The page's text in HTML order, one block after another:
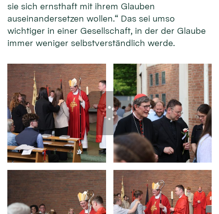
sie sich ernsthaft mit ihrem Glauben
auseinandersetzen wollen.“ Das sei umso
wichtiger in einer Gesellschaft, in der der Glaube
immer weniger selbstverständlich werde.